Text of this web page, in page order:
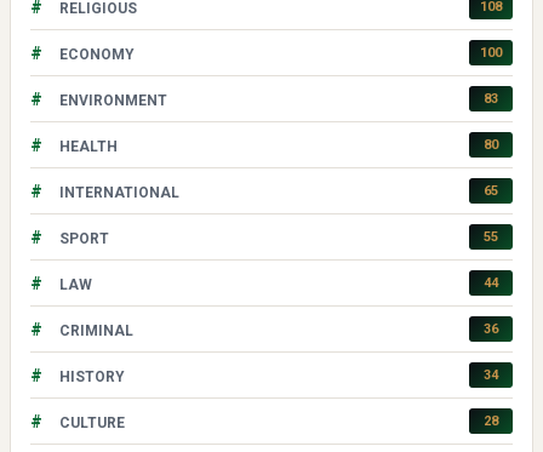
# RELIGIOUS 108
# ECONOMY 100
# ENVIRONMENT 83
# HEALTH 80
# INTERNATIONAL 65
# SPORT 55
# LAW 44
# CRIMINAL 36
# HISTORY 34
# CULTURE 28